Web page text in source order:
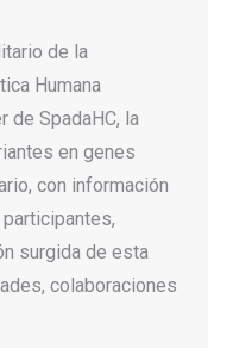
de la
Humana
de SpadaHC, la
en genes
con información
surgida de esta
colaboraciones